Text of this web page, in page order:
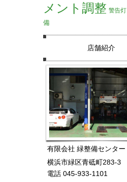
メント調整 警告灯
備
店舗紹介
有限会社 緑整備センター
横浜市緑区青砥町283-3
電話 045-933-1101